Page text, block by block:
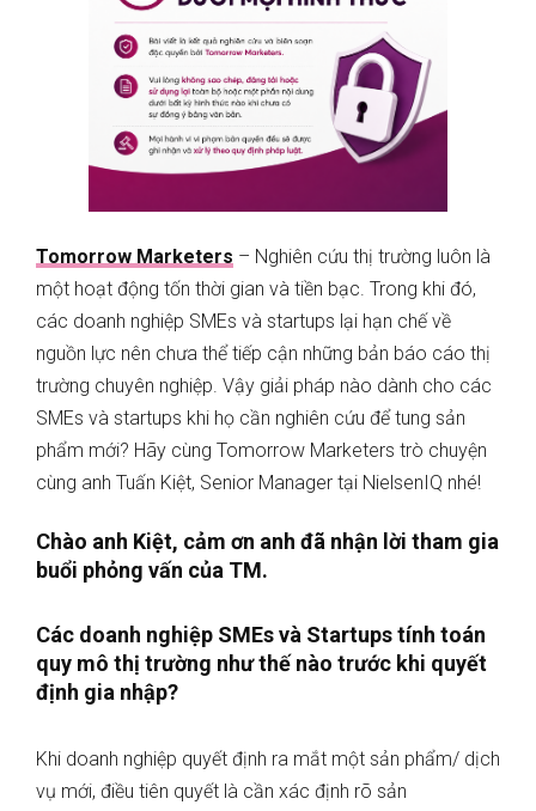
Tomorrow Marketers – Nghiên cứu thị trường luôn là
một hoạt động tốn thời gian và tiền bạc. Trong khi đó,
các doanh nghiệp SMEs và startups lại hạn chế về
nguồn lực nên chưa thể tiếp cận những bản báo cáo thị
trường chuyên nghiệp. Vậy giải pháp nào dành cho các
SMEs và startups khi họ cần nghiên cứu để tung sản
phẩm mới? Hãy cùng Tomorrow Marketers trò chuyện
cùng anh Tuấn Kiệt, Senior Manager tại NielsenIQ nhé!
Chào anh Kiệt, cảm ơn anh đã nhận lời tham gia
buổi phỏng vấn của TM.
Các doanh nghiệp SMEs và Startups tính toán
quy mô thị trường như thế nào trước khi quyết
định gia nhập?
Khi doanh nghiệp quyết định ra mắt một sản phẩm/ dịch
vụ mới, điều tiên quyết là cần xác định rõ sản